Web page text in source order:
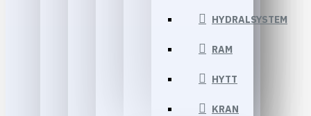
HYDRALSYSTEM
RAM
HYTT
KRAN